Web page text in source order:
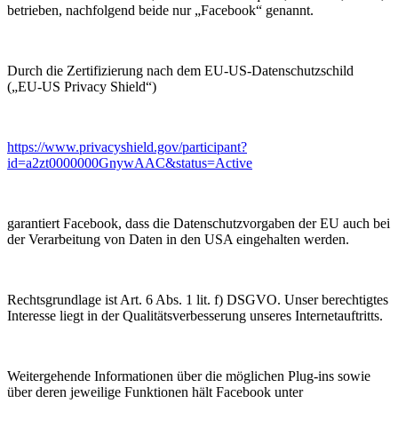
betrieben, nachfolgend beide nur „Facebook“ genannt.
Durch die Zertifizierung nach dem EU-US-Datenschutzschild
(„EU-US Privacy Shield“)
https://www.privacyshield.gov/participant?
id=a2zt0000000GnywAAC&status=Active
garantiert Facebook, dass die Datenschutzvorgaben der EU auch bei
der Verarbeitung von Daten in den USA eingehalten werden.
Rechtsgrundlage ist Art. 6 Abs. 1 lit. f) DSGVO. Unser berechtigtes
Interesse liegt in der Qualitätsverbesserung unseres Internetauftritts.
Weitergehende Informationen über die möglichen Plug-ins sowie
über deren jeweilige Funktionen hält Facebook unter